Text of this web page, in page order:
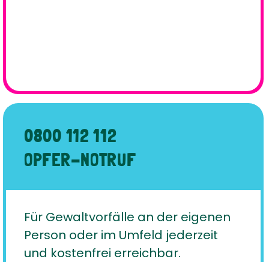
0800 112 112
OPFER-NOTRUF
Für Gewaltvorfälle an der eigenen
Person oder im Umfeld jederzeit
und kostenfrei erreichbar.